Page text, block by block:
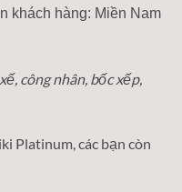
khách hàng: Miền Nam
công nhân, bốc xếp,
Platinum, các bạn còn